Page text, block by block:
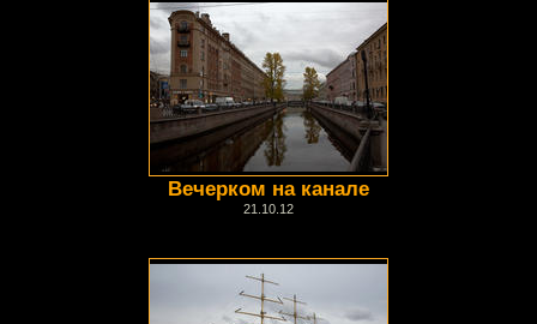
Вечерком на канале
21.10.12